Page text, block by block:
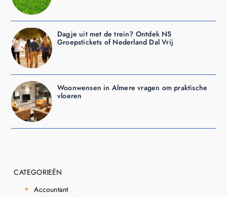
Dagje uit met de trein? Ontdek NS
Groepstickets of Nederland Dal Vrij
Woonwensen in Almere vragen om praktische
vloeren
CATEGORIEËN
Accountant